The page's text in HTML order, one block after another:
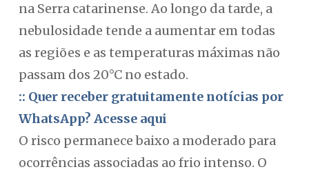
na Serra catarinense. Ao longo da tarde, a
nebulosidade tende a aumentar em todas
as regiões e as temperaturas máximas não
passam dos 20°C no estado.
:: Quer receber gratuitamente notícias por
WhatsApp? Acesse aqui
O risco permanece baixo a moderado para
ocorrências associadas ao frio intenso. O